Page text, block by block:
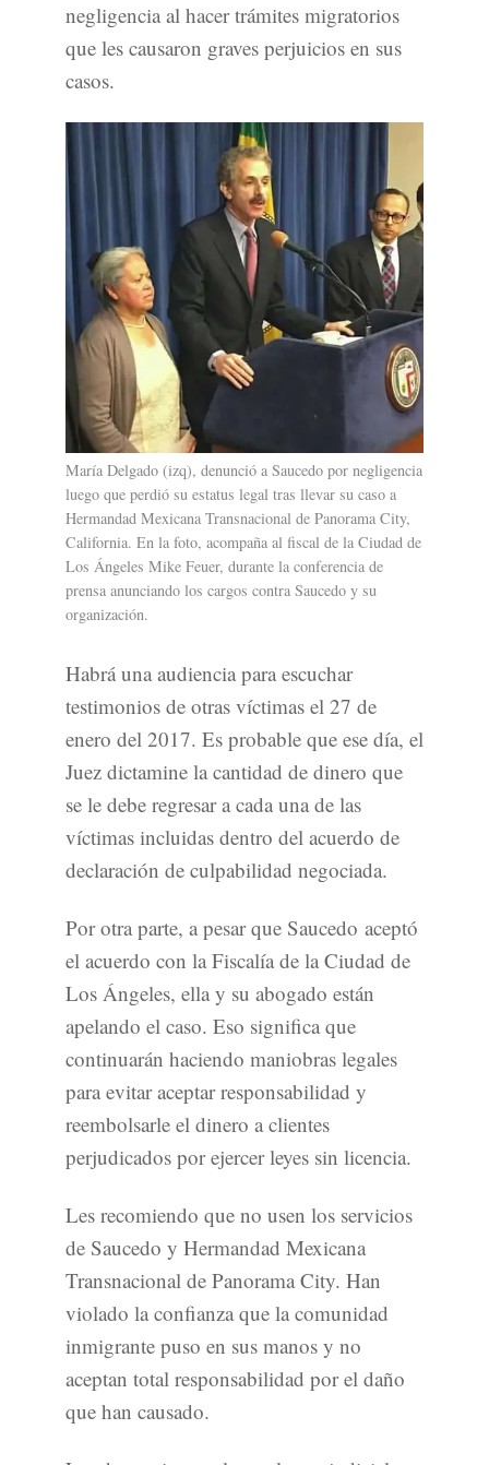
negligencia al hacer trámites migratorios
que les causaron graves perjuicios en sus
casos.
María Delgado (izq), denunció a Saucedo por negligencia
luego que perdió su estatus legal tras llevar su caso a
Hermandad Mexicana Transnacional de Panorama City,
California. En la foto, acompaña al fiscal de la Ciudad de
Los Ángeles Mike Feuer, durante la conferencia de
prensa anunciando los cargos contra Saucedo y su
organización.
Habrá una audiencia para escuchar
testimonios de otras víctimas el 27 de
enero del 2017. Es probable que ese día, el
Juez dictamine la cantidad de dinero que
se le debe regresar a cada una de las
víctimas incluidas dentro del acuerdo de
declaración de culpabilidad negociada.
Por otra parte, a pesar que Saucedo aceptó
el acuerdo con la Fiscalía de la Ciudad de
Los Ángeles, ella y su abogado están
apelando el caso. Eso significa que
continuarán haciendo maniobras legales
para evitar aceptar responsabilidad y
reembolsarle el dinero a clientes
perjudicados por ejercer leyes sin licencia.
Les recomiendo que no usen los servicios
de Saucedo y Hermandad Mexicana
Transnacional de Panorama City. Han
violado la confianza que la comunidad
inmigrante puso en sus manos y no
aceptan total responsabilidad por el daño
que han causado.